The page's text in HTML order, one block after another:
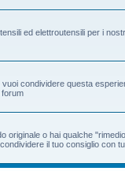
ed elettroutensili per i
condividere questa
forum
originale o hai qualche
il tuo consiglio con